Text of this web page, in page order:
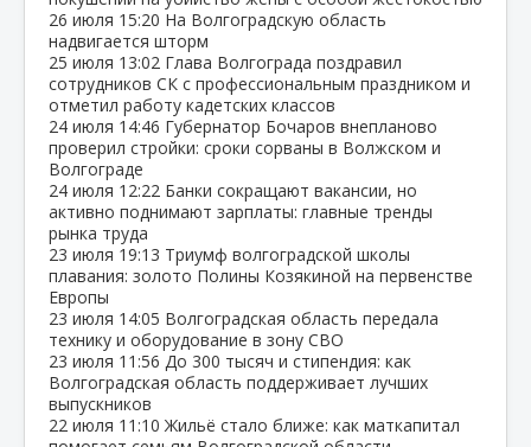
26 июля 15:20 На Волгоградскую область
надвигается шторм
25 июля 13:02 Глава Волгограда поздравил
сотрудников СК с профессиональным праздником и
отметил работу кадетских классов
24 июля 14:46 Губернатор Бочаров внепланово
проверил стройки: сроки сорваны в Волжском и
Волгограде
24 июля 12:22 Банки сокращают вакансии, но
активно поднимают зарплаты: главные тренды
рынка труда
23 июля 19:13 Триумф волгоградской школы
плавания: золото Полины Козякиной на первенстве
Европы
23 июля 14:05 Волгоградская область передала
технику и оборудование в зону СВО
23 июля 11:56 До 300 тысяч и стипендия: как
Волгоградская область поддерживает лучших
выпускников
22 июля 11:10 Жильё стало ближе: как маткапитал